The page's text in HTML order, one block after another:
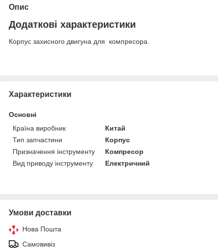
Опис
Додаткові характеристики
Корпус захисного двигуна для компресора.
Характеристики
Основні
Країна виробник
Китай
Тип запчастини
Корпус
Призначення інструменту
Компресор
Вид приводу інструменту
Електричний
Умови доставки
Нова Пошта
Самовивіз